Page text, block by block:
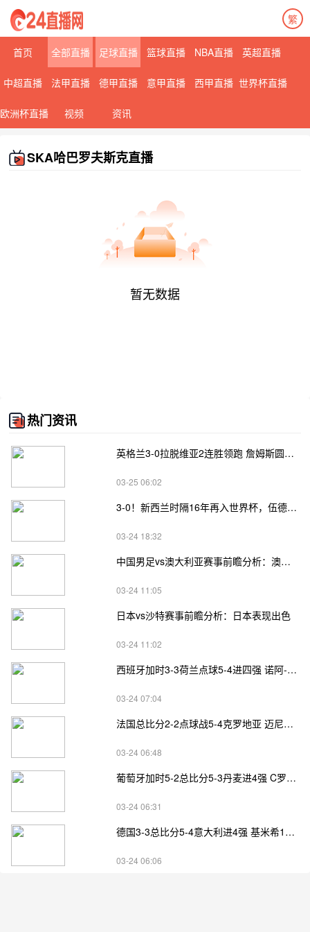
繁
首页 全部直播 足球直播 篮球直播 NBA直播 英超直播
中超直播 法甲直播 德甲直播 意甲直播 西甲直播 世界杯直播
欧洲杯直播 视频 资讯
SKA哈巴罗夫斯克直播
暂无数据
热门资讯
英格兰3-0拉脱维亚2连胜领跑 詹姆斯圆月弯刀凯恩埃泽建功
03-25 06:02
3-0！新西兰时隔16年再入世界杯，伍德将二度征战
03-24 18:32
中国男足vs澳大利亚赛事前瞻分析：澳大利亚进攻不俗
03-24 11:05
日本vs沙特赛事前瞻分析：日本表现出色
03-24 11:02
西班牙加时3-3荷兰点球5-4进四强 诺阿-朗&马伦失点
03-24 07:04
法国总比分2-2点球战5-4克罗地亚 迈尼昂两扑点
03-24 06:48
葡萄牙加时5-2总比分5-3丹麦进4强 C罗失点+补射破门
03-24 06:31
德国3-3总比分5-4意大利进4强 基米希1射2传小基恩双响
03-24 06:06